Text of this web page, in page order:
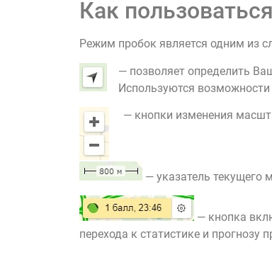
Как
Режим пробок является одним из
— позволяет определить
Используются возможности
— кнопки изменения
— указатель текущего
— кнопка
перехода к статистике и прогнозу